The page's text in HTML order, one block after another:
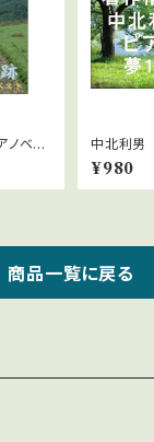
ベス
ウン
中北利男
¥980
商品一覧に戻る